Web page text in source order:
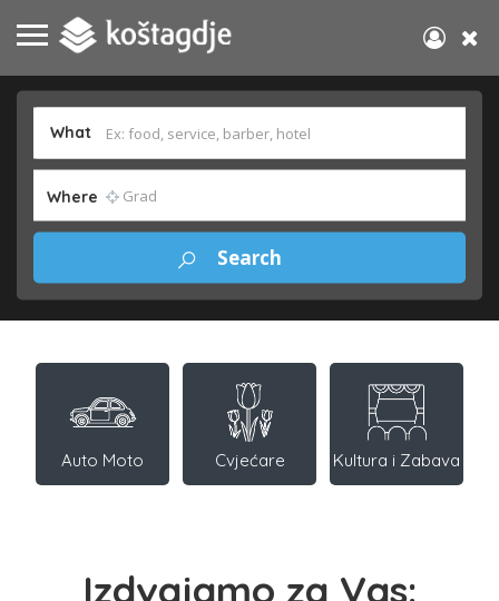
What
Where
Auto Moto Cvjećare Kultura i Zabava
Izdvajamo za Vas: